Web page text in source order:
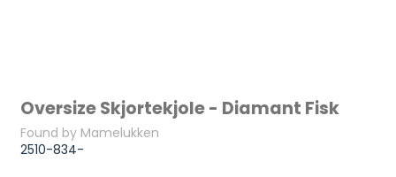
Oversize Skjortekjole - Diamant Fisk
Found by Mamelukken
2510-834-